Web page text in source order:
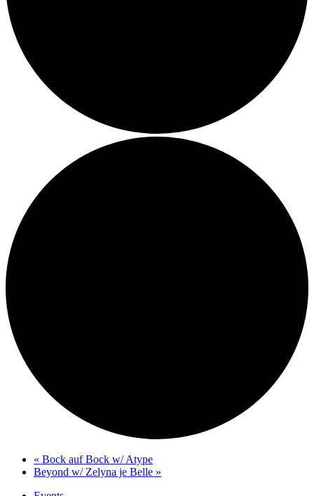
« Bock auf Bock w/ Atype
Beyond w/ Zelyna je Belle »